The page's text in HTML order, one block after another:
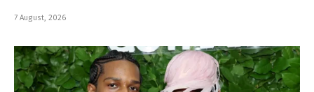
7 August, 2026